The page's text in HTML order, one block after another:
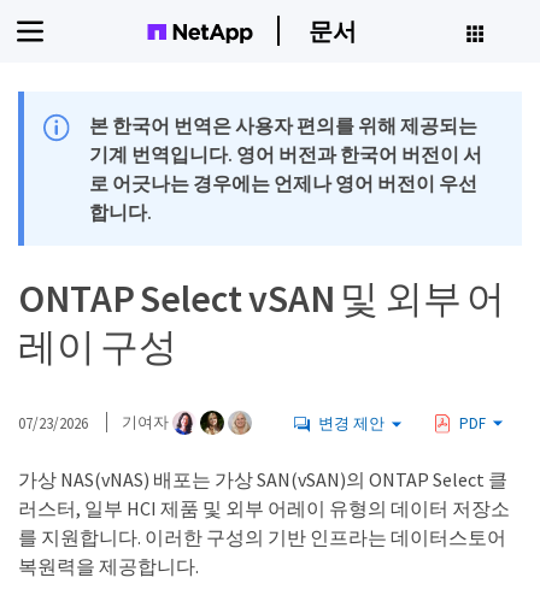
문서
본 한국어 번역은 사용자 편의를 위해 제공되는
기계 번역입니다. 영어 버전과 한국어 버전이 서
로 어긋나는 경우에는 언제나 영어 버전이 우선
합니다.
ONTAP Select vSAN 및 외부 어
레이 구성
07/23/2026 기여자 변경 제안 PDF
가상 NAS(vNAS) 배포는 가상 SAN(vSAN)의 ONTAP Select 클
러스터, 일부 HCI 제품 및 외부 어레이 유형의 데이터 저장소
를 지원합니다. 이러한 구성의 기반 인프라는 데이터스토어
복원력을 제공합니다.